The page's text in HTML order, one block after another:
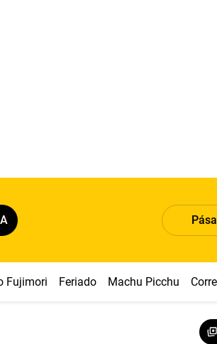
Fujimori Feriado Machu Picchu